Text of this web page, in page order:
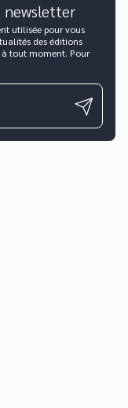
newsletter
utilisée pour vous
des éditions
à tout moment. Pour